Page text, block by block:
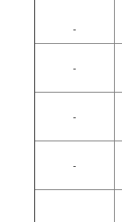
-
-
-
-